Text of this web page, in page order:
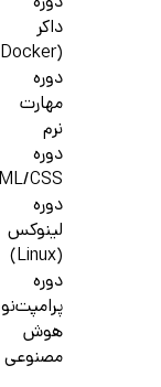
داکر
(Docker)
دوره
مهارت
نرم
دوره
CSS
دوره
لینوکس
(Linux)
دوره
هوش
مصنوعی